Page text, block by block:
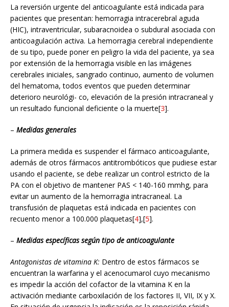
La reversión urgente del anticoagulante está indicada para
pacientes que presentan: hemorragia intracerebral aguda
(HIC), intraventricular, subaracnoidea o subdural asociada con
anticoagulación activa. La hemorragia cerebral independiente
de su tipo, puede poner en peligro la vida del paciente, ya sea
por extensión de la hemorragia visible en las imágenes
cerebrales iniciales, sangrado continuo, aumento de volumen
del hematoma, todos eventos que pueden determinar
deterioro neurológi- co, elevación de la presión intracraneal y
un resultado funcional deficiente o la muerte[3].
– Medidas generales
La primera medida es suspender el fármaco anticoagulante,
además de otros fármacos antitrombóticos que pudiese estar
usando el paciente, se debe realizar un control estricto de la
PA con el objetivo de mantener PAS < 140-160 mmhg, para
evitar un aumento de la hemorragia intracraneal. La
transfusión de plaquetas está indicada en pacientes con
recuento menor a 100.000 plaquetas[4],[5].
– Medidas específicas según tipo de anticoagulante
Antagonistas de vitamina K: Dentro de estos fármacos se
encuentran la warfarina y el acenocumarol cuyo mecanismo
es impedir la acción del cofactor de la vitamina K en la
activación mediante carboxilación de los factores II, VII, IX y X.